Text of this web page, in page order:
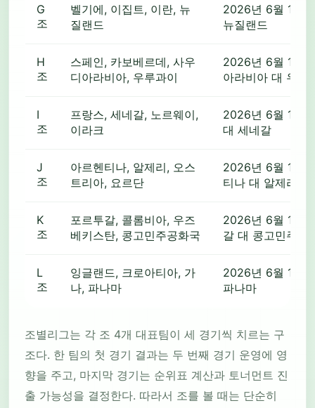
G
조
벨기에, 이집트, 이란, 뉴
질랜드
2026년 6월 15일
뉴질랜드
H
조
스페인, 카보베르데, 사우
디아라비아, 우루과이
2026년 6월 15일
아라비아 대 우루
I
조
프랑스, 세네갈, 노르웨이,
이라크
2026년 6월 16일
대 세네갈
J
조
아르헨티나, 알제리, 오스
트리아, 요르단
2026년 6월 16일
티나 대 알제리
K
조
포르투갈, 콜롬비아, 우즈
베키스탄, 콩고민주공화국
2026년 6월 17일
갈 대 콩고민주공
L
조
잉글랜드, 크로아티아, 가
나, 파나마
2026년 6월 17일
파나마
조별리그는 각 조 4개 대표팀이 세 경기씩 치르는 구
조다. 한 팀의 첫 경기 결과는 두 번째 경기 운영에 영
향을 주고, 마지막 경기는 순위표 계산과 토너먼트 진
출 가능성을 결정한다. 따라서 조를 볼 때는 단순히